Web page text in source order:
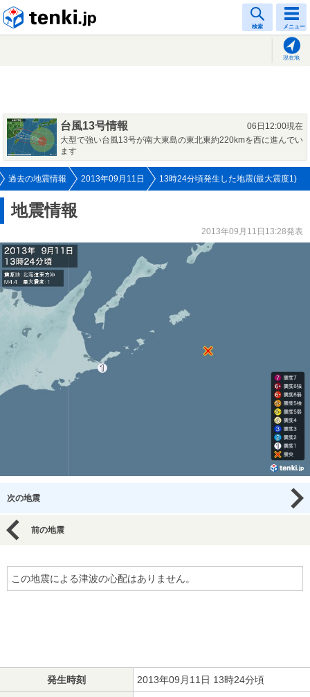
検索 メニュー
現在地
台風13号情報
06日12:00現在
大型で強い台風13号が南大東島の東北東約220kmを西に進んでい
ます
過去の地震情報 2013年09月11日 13時24分頃発生した地震(最大震度1)
地震情報
2013年09月11日13:28発表
次の地震
前の地震
この地震による津波の心配はありません。
発生時刻 2013年09月11日 13時24分頃